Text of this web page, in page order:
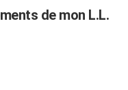
de mon L.L.